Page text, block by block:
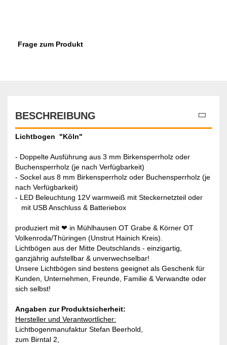
Frage zum Produkt
BESCHREIBUNG
Lichtbogen "Köln"
- Doppelte Ausführung aus 3 mm Birkensperrholz oder
Buchensperrholz (je nach Verfügbarkeit)
- Sockel aus 8 mm Birkensperrholz oder Buchensperrholz (je
nach Verfügbarkeit)
- LED Beleuchtung 12V warmweiß mit Steckernetzteil oder
mit USB Anschluss & Batteriebox
produziert mit ❤ in Mühlhausen OT Grabe & Körner OT
Volkenroda/Thüringen (Unstrut Hainich Kreis).
Lichtbögen aus der Mitte Deutschlands - einzigartig,
ganzjährig aufstellbar & unverwechselbar!
Unsere Lichtbögen sind bestens geeignet als Geschenk für
Kunden, Unternehmen, Freunde, Familie & Verwandte oder
sich selbst!
Angaben zur Produktsicherheit:
Hersteller und Verantwortlicher:
Lichtbogenmanufaktur Stefan Beerhold,
zum Birntal 2,